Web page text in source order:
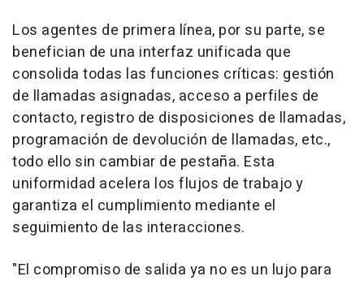
Los agentes de primera línea, por su parte, se
benefician de una interfaz unificada que
consolida todas las funciones críticas: gestión
de llamadas asignadas, acceso a perfiles de
contacto, registro de disposiciones de llamadas,
programación de devolución de llamadas, etc.,
todo ello sin cambiar de pestaña. Esta
uniformidad acelera los flujos de trabajo y
garantiza el cumplimiento mediante el
seguimiento de las interacciones.
"El compromiso de salida ya no es un lujo para